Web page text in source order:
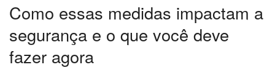
Como essas medidas impactam a
segurança e o que você deve
fazer agora